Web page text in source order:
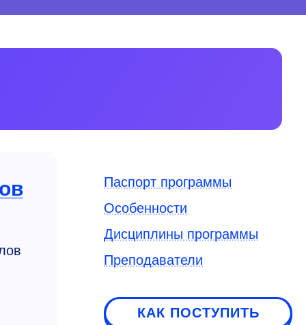
Паспорт программы
Особенности
Дисциплины программы
Преподаватели
КАК ПОСТУПИТЬ